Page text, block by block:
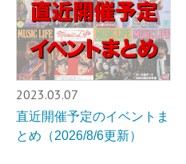
2023.03.07
直近開催予定のイベントま
とめ（2026/8/6更新）